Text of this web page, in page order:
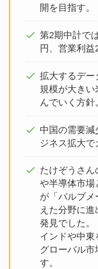
開を目指す。
第2期中計で
円、営業利益
拡大するデー
規模が大きい
んでいく方針
中国の需要
ジネス拡大で
たけぞうさん
や半導体市場
が「バルブメ
えた分野に
発見でした。
インドや中
グローバル市
す。